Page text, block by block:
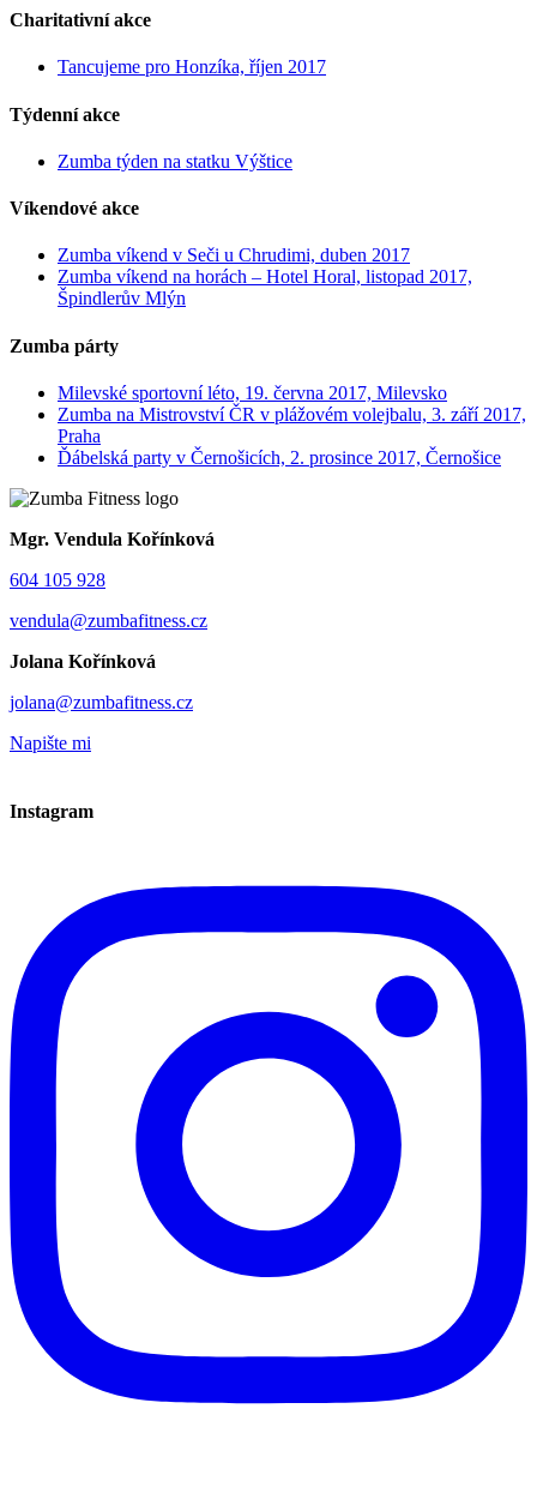
Charitativní akce
Tancujeme pro Honzíka, říjen 2017
Týdenní akce
Zumba týden na statku Výštice
Víkendové akce
Zumba víkend v Seči u Chrudimi, duben 2017
Zumba víkend na horách – Hotel Horal, listopad 2017,
Špindlerův Mlýn
Zumba párty
Milevské sportovní léto, 19. června 2017, Milevsko
Zumba na Mistrovství ČR v plážovém volejbalu, 3. září 2017,
Praha
Ďábelská party v Černošicích, 2. prosince 2017, Černošice
Mgr. Vendula Kořínková
604 105 928
vendula@zumbafitness.cz
Jolana Kořínková
jolana@zumbafitness.cz
Napište mi
Instagram